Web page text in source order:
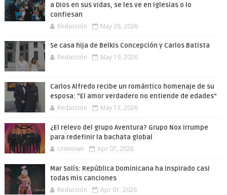
a Dios en sus vidas, se les ve en iglesias o lo
confiesan
Redacción May 28, 2026
Se casa hija de Belkis Concepción y Carlos Batista
Redacción May 19, 2026
Carlos Alfredo recibe un romántico homenaje de su
esposa: “El amor verdadero no entiende de edades”
Redacción May 13, 2026
¿El relevo del grupo Aventura? Grupo Nox irrumpe
para redefinir la bachata global
Unknown Apr 07, 2026
Mar Solís: República Dominicana ha inspirado casi
todas mis canciones
Redacción Apr 01, 2026